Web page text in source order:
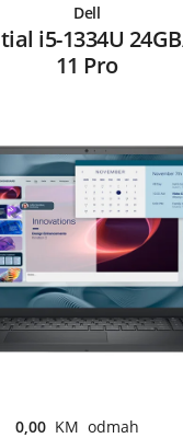
Dell
i5-1334U
11 Pro
0,00 KM odmah